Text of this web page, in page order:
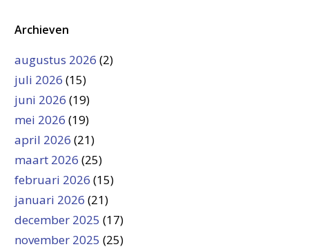
Archieven
augustus 2026 (2)
juli 2026 (15)
juni 2026 (19)
mei 2026 (19)
april 2026 (21)
maart 2026 (25)
februari 2026 (15)
januari 2026 (21)
december 2025 (17)
november 2025 (25)